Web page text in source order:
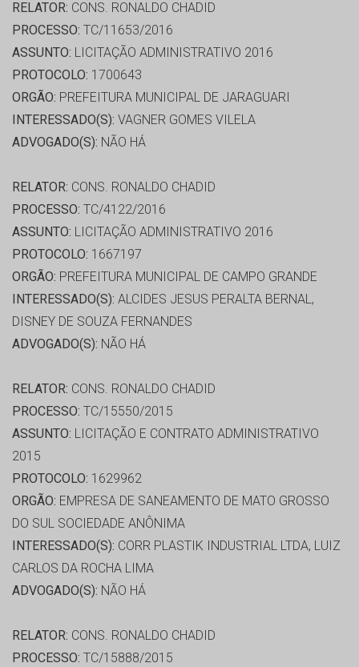
RELATOR: CONS. RONALDO CHADID
PROCESSO: TC/11653/2016
ASSUNTO: LICITAÇÃO ADMINISTRATIVO 2016
PROTOCOLO: 1700643
ORGÃO: PREFEITURA MUNICIPAL DE JARAGUARI
INTERESSADO(S): VAGNER GOMES VILELA
ADVOGADO(S): NÃO HÁ
RELATOR: CONS. RONALDO CHADID
PROCESSO: TC/4122/2016
ASSUNTO: LICITAÇÃO ADMINISTRATIVO 2016
PROTOCOLO: 1667197
ORGÃO: PREFEITURA MUNICIPAL DE CAMPO GRANDE
INTERESSADO(S): ALCIDES JESUS PERALTA BERNAL,
DISNEY DE SOUZA FERNANDES
ADVOGADO(S): NÃO HÁ
RELATOR: CONS. RONALDO CHADID
PROCESSO: TC/15550/2015
ASSUNTO: LICITAÇÃO E CONTRATO ADMINISTRATIVO
2015
PROTOCOLO: 1629962
ORGÃO: EMPRESA DE SANEAMENTO DE MATO GROSSO
DO SUL SOCIEDADE ANÔNIMA
INTERESSADO(S): CORR PLASTIK INDUSTRIAL LTDA, LUIZ
CARLOS DA ROCHA LIMA
ADVOGADO(S): NÃO HÁ
RELATOR: CONS. RONALDO CHADID
PROCESSO: TC/15888/2015